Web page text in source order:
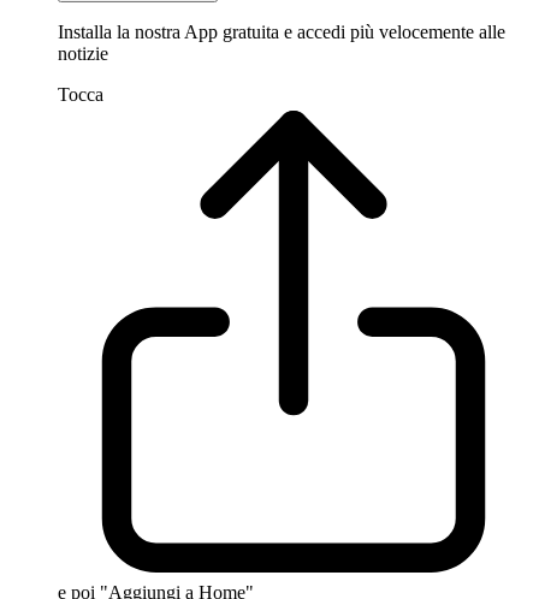
Installa la nostra App gratuita e accedi più velocemente alle
notizie
Tocca
e poi "Aggiungi a Home"